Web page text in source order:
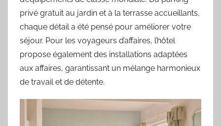
privé gratuit au jardin et à la terrasse accueillants,
chaque détail a été pensé pour améliorer votre
séjour. Pour les voyageurs d’affaires, l’hôtel
propose également des installations adaptées
aux affaires, garantissant un mélange harmonieux
de travail et de détente.